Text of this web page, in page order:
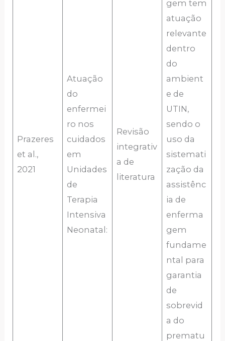
Prazeres
et al.,
2021
Atuação
do
enfermei
ro nos
cuidados
em
Unidades
de
Terapia
Intensiva
Neonatal:
Revisão
integrativ
a de
literatura
gem tem
atuação
relevante
dentro
do
ambient
e de
UTIN,
sendo o
uso da
sistemati
zação da
assistênc
ia de
enferma
gem
fundame
ntal para
garantia
de
sobrevid
a do
prematu